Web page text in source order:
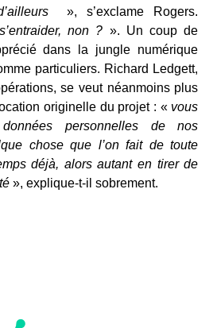
», s’exclame Rogers.
non ? ». Un coup de
dans la jungle numérique
particuliers. Richard Ledgett,
se veut néanmoins plus
originelle du projet : « vous
personnelles de nos
chose que l’on fait de toute
déjà, alors autant en tirer de
», explique-t-il sobrement.